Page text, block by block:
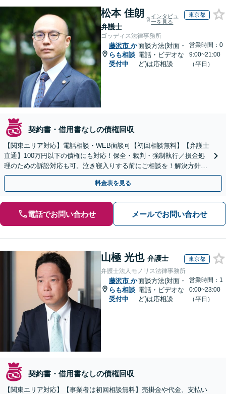
松本 佳朗
弁護士
インタビュ
ーを見る
東京都
ゴッディス法律事務所
藤沢市 か
らも相談
受付中
面談方法(対面・
電話・ビデオな
ど)は応相談
営業時間：0
9:00~21:00
（平日）
契約書・借用書なしの債権回収
【関東エリア対応】電話相談・WEB面談可【初回相談無料】【弁護士
直通】100万円以下の債権にも対応！保全・裁判・強制執行／損金処
理のための訴訟対応も可。泣き寝入りする前にご相談を！解決方針は
初回相談時にしっかりお伝え【請求された側にも対応】
料金表を見る
電話でお問い合わせ メールでお問い合わせ
山極 光也 弁護士 東京都
弁護士法人モノリス法律事務所
藤沢市 か
らも相談
受付中
面談方法(対面・
電話・ビデオな
ど)は応相談
営業時間：1
0:00~23:00
（平日）
契約書・借用書なしの債権回収
【関東エリア対応】【事業者は初回相談無料】売掛金や代金、支払い